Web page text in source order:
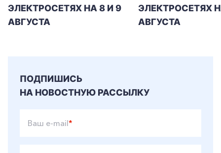
ЭЛЕКТРОСЕТЯХ НА 8 И 9
АВГУСТА
ЭЛЕКТРОСЕТЯХ
АВГУСТА
ПОДПИШИСЬ
НА НОВОСТНУЮ РАССЫЛКУ
Ваш e-mail*